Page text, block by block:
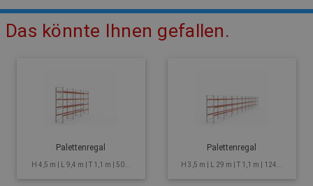
Das könnte Ihnen gefallen.
Palettenregal
H 4,5 m | L 9,4 m | T 1,1 m | 50...
Palettenregal
H 3,5 m | L 29 m | T 1,1 m | 124...